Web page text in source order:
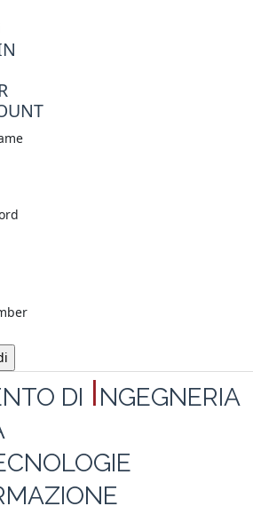
DI INGEGNERIA